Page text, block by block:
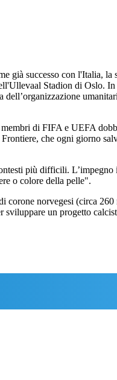
già successo con l'Italia, la
Stadion di Oslo.
di FIFA e UEFA
che ogni giorno
più difficili.
o colore della pelle".
corone norvegesi (circa
sviluppare un progetto